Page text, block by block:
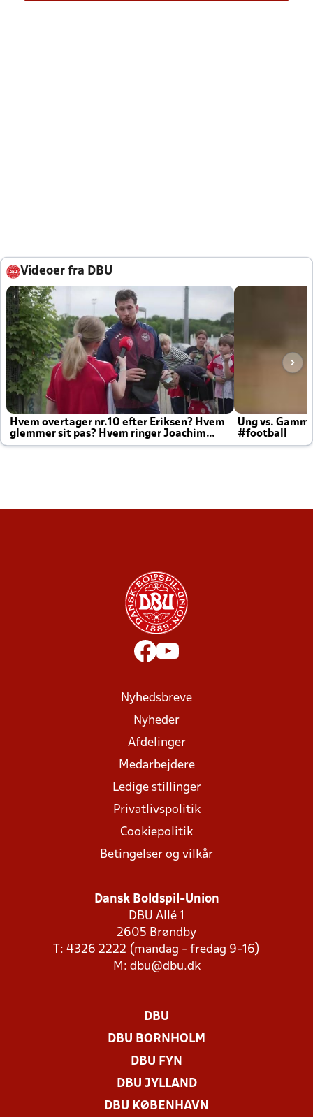
Videoer fra DBU
Hvem overtager nr.10 efter Eriksen? Hvem
glemmer sit pas? Hvem ringer Joachim
altid til efter kampe?
Ung vs.
#football
Nyhedsbreve
Nyheder
Afdelinger
Medarbejdere
Ledige stillinger
Privatlivspolitik
Cookiepolitik
Betingelser og vilkår
Dansk Boldspil-Union
DBU Allé 1
2605 Brøndby
T: 4326 2222 (mandag - fredag 9-16)
M: dbu@dbu.dk
DBU
DBU BORNHOLM
DBU FYN
DBU JYLLAND
DBU KØBENHAVN